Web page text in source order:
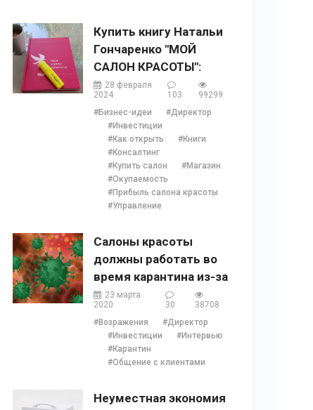
Купить книгу Натальи
Гончаренко "МОЙ
САЛОН КРАСОТЫ":
описание, содержание,
отзывы, бонусы и 1
глава
28 февраля
2024
103
99299
#Бизнес-идеи
#Директор
#Инвестиции
#Как открыть
#Книги
#Консалтинг
#Купить салон
#Магазин
#Окупаемость
#Прибыль салона красоты
#Управление
Салоны красоты
должны работать во
время карантина из-за
COVID 19?
23 марта
2020
30
38708
#Возражения
#Директор
#Инвестиции
#Интервью
#Карантин
#Общение с клиентами
Неуместная экономия